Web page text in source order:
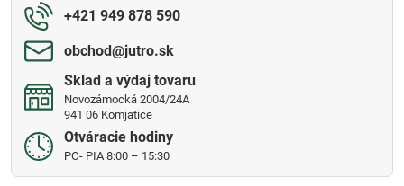
+421 949 878 590
obchod​@jutro​.sk
Sklad a výdaj tovaru
Novozámocká 2004/24A
941 06 Komjatice
Otváracie hodiny
PO- PIA 8:00 – 15:30